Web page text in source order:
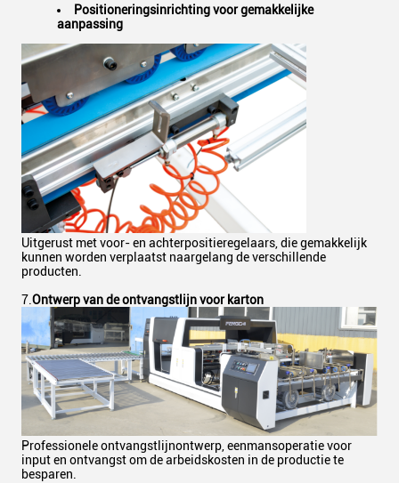
Positioneringsinrichting voor gemakkelijke
aanpassing
Uitgerust met voor- en achterpositieregelaars, die gemakkelijk
kunnen worden verplaatst naargelang de verschillende
producten.
7.Ontwerp van de ontvangstlijn voor karton
Professionele ontvangstlijnontwerp, eenmansoperatie voor
input en ontvangst om de arbeidskosten in de productie te
besparen.